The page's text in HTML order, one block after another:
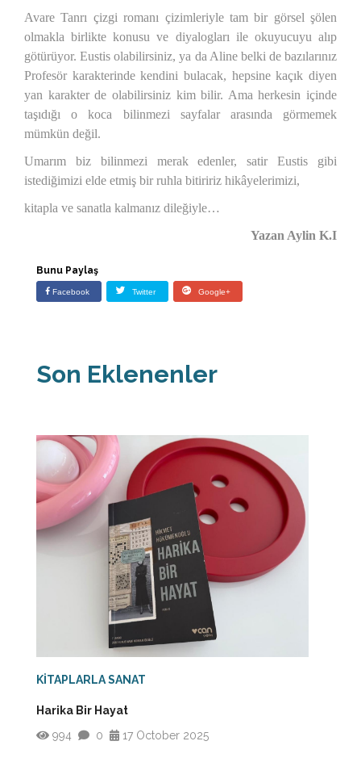
Avare Tanrı çizgi romanı çizimleriyle tam bir görsel şölen
olmakla birlikte konusu ve diyalogları ile okuyucuyu alıp
götürüyor. Eustis olabilirsiniz, ya da Aline belki de bazılarınız
Profesör karakterinde kendini bulacak, hepsine kaçık diyen
yan karakter de olabilirsiniz kim bilir. Ama herkesin içinde
taşıdığı o koca bilinmezi sayfalar arasında görmemek
mümkün değil.
Umarım biz bilinmezi merak edenler, satir Eustis gibi
istediğimizi elde etmiş bir ruhla bitiririz hikâyelerimizi,
kitapla ve sanatla kalmanız dileğiyle…
Yazan Aylin K.I
Bunu Paylaş
Facebook Twitter Google+
Son Eklenenler
KİTAPLARLA SANAT
Harika Bir Hayat
994
0 17 October 2025